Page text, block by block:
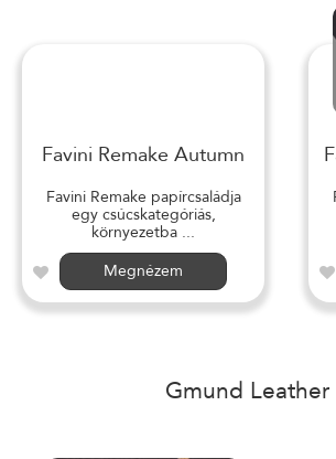
Favini Remake Autumn
Favini Remake papírcsaládja
egy csúcskategóriás,
környezetba ...
Megnézem
Gmund Leather